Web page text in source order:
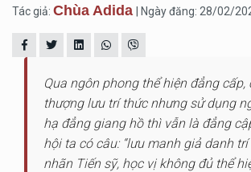
Tác giả: Chùa Adida | Ngày đăng: 28/02/
Qua ngôn phong thể hiện đẳng cấp,
thượng lưu trí thức nhưng sử dụng
hạ đẳng giang hồ thì vẫn là đẳng
hội ta có câu: “lưu manh giả danh trí
nhãn Tiến sỹ, học vị không đủ thể